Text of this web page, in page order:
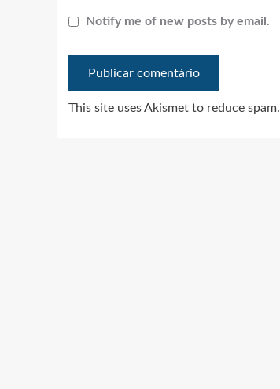
Notify me of new posts by email.
This site uses Akismet to reduce spam.